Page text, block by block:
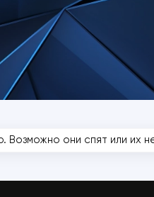
Возможно они спят или их